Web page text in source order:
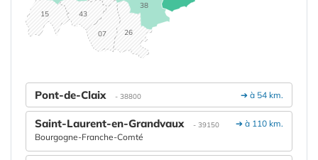
07
15
26
38
43
➔ à 54 km.
Pont-de-Claix - 38800
➔ à 110 km.
Saint-Laurent-en-Grandvaux - 39150
Bourgogne-Franche-Comté